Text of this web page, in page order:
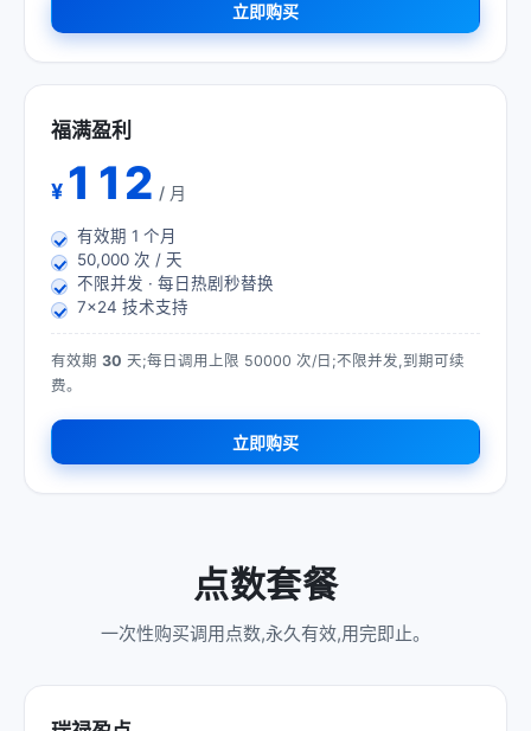
立即购买
福满盈利
¥ 112 / 月
有效期 1 个月
50,000 次 / 天
不限并发 · 每日热剧秒替换
7×24 技术支持
有效期 30 天;每日调用上限 50000 次/日;不限并发,到期可续
费。
立即购买
点数套餐
一次性购买调用点数,永久有效,用完即止。